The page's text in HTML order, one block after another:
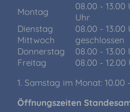
Montag
08.00 - 13.00
Uhr
Dienstag
08.00 - 13.00
Mittwoch
geschlossen
Donnerstag
08.00 - 13.00
Freitag
08.00 - 12.00
1. Samstag im Monat: 10.00
Öffnungszeiten